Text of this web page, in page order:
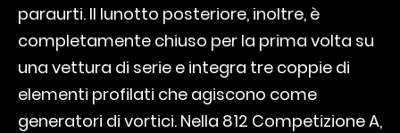
paraurti. Il lunotto posteriore, inoltre, è
completamente chiuso per la prima volta su
una vettura di serie e integra tre coppie di
elementi profilati che agiscono come
generatori di vortici. Nella 812 Competizione A,